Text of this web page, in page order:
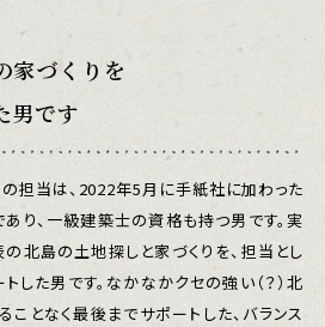
家づくりを
男です
担当は、2022年5月に手紙社に加わった
り、一級建築士の資格も持つ男です。実
北島の土地探しと家づくりを、担当とし
した男です。なかなかクセの強い（？）北
ことなく最後までサポートした、バランス